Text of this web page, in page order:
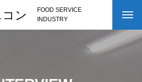
ン
FOOD SERVICE
INDUSTRY